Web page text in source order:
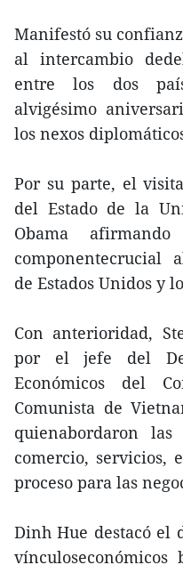
Manifestó su
al intercambio
entre los dos
alvigésimo
los nexos
Por su parte, el
del Estado de la
Obama
componentecrucial
de Estados Unidos y
Con anterioridad,
por el jefe del
Económicos del
Comunista de
quienabordaron
comercio, servicios,
proceso para las
Dinh Hue destacó el
vínculoseconómicos